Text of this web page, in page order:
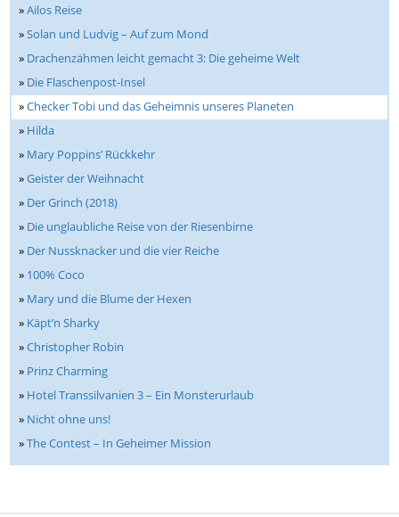
»Ailos Reise
»Solan und Ludvig – Auf zum Mond
» Drachenzähmen leicht gemacht 3: Die geheime Welt
» Die Flaschenpost-Insel
»Checker Tobi und das Geheimnis unseres Planeten
» Hilda
» Mary Poppins’ Rückkehr
»Geister der Weihnacht
» Der Grinch (2018)
» Die unglaubliche Reise von der Riesenbirne
» Der Nussknacker und die vier Reiche
» 100% Coco
» Mary und die Blume der Hexen
» Käpt’n Sharky
»Christopher Robin
» Prinz Charming
» Hotel Transsilvanien 3 – Ein Monsterurlaub
» Nicht ohne uns!
»The Contest – In Geheimer Mission